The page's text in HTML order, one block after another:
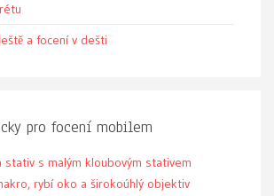
a focení v dešti
pro focení mobilem
stativ s malým kloubovým stativem
rybí oko a širokoúhlý objektiv